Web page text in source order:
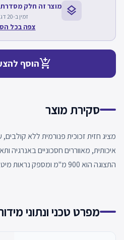
layers מוצר זה חלק מסדרת Missouri MC 120 M
זמין ב-20 דגמים נוספים
צפה בכל
add_shopping_cartהוסף
סקירת מוצר
מציג חזית זכוכית פנורמית ללא
איכותית, מאווררים חסכוניים באנרגיה
התצוגה הוא 900 מ"מ ומספק נראות מיטבית למוצרים.
מפרט טכני ונתוני